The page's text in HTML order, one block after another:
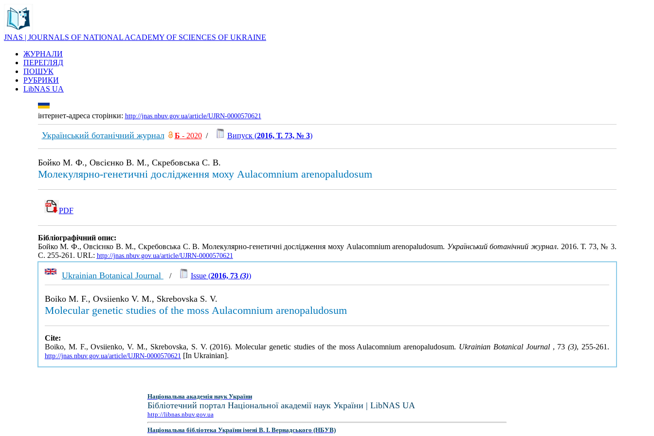
JNAS | JOURNALS OF NATIONAL ACADEMY OF SCIENCES OF UKRAINE
ЖУРНАЛИ
ПЕРЕГЛЯД
ПОШУК
РУБРИКИ
LibNAS UA
інтернет-адреса сторінки: http://jnas.nbuv.gov.ua/article/UJRN-0000570621
Український ботанічний журнал Б - 2020/ Випуск (2016, Т. 73, № 3)
Бойко М. Ф., Овсієнко В. М., Скребовська С. В.
Молекулярно-генетичні дослідження моху Аulacomnium arenopaludosum
PDF
Бібліографічний опис:
Бойко М. Ф., Овсієнко В. М., Скребовська С. В. Молекулярно-генетичні дослідження моху Аulacomnium arenopaludosum. Український ботанічний журнал. 2016. Т. 73, № 3.
С. 255-261. URL: http://jnas.nbuv.gov.ua/article/UJRN-0000570621
Ukrainian Botanical Journal / Issue (2016, 73 (3))
Boiko M. F., Ovsiienko V. M., Skrebovska S. V.
Molecular genetic studies of the moss Aulacomnium arenopaludosum
Cite:
Boiko, M. F., Ovsiienko, V. M., Skrebovska, S. V. (2016). Molecular genetic studies of the moss Aulacomnium arenopaludosum. Ukrainian Botanical Journal , 73(3), 255-261.
http://jnas.nbuv.gov.ua/article/UJRN-0000570621 [In Ukrainian].
Національна академія наук України
Бібліотечний портал Національної академії наук України | LibNAS UA
http://libnas.nbuv.gov.ua
Національна бібліотека України імені В. І. Вернадського (НБУВ)